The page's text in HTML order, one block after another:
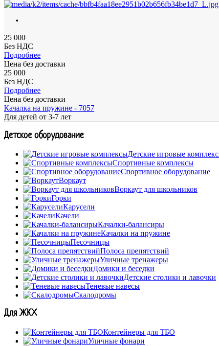
25 000
Без НДС
Подробнее
Цена без доставки
25 000
Без НДС
Подробнее
Цена без доставки
Качалка на пружине - 7057
Для детей от 3-7 лет
Детское оборудование
Детские игровые
Спортивные комплексы
Спортивное оборудование
Воркаут
Воркаут для школьников
Горки
Карусели
Качели
Качалки-балансиры
Качалки на пружине
Песочницы
Полоса препятствий
Уличные тренажеры
Домики и беседки
Детские столики и лавочки
Теневые навесы
Скалодромы
Для ЖКХ
Контейнеры для ТБО
Уличные фонари